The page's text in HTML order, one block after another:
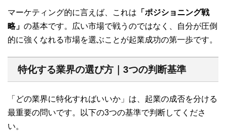
マーケティング的に言えば、これは 「ポジショニング戦
略」 の基本です。広い市場で戦うのではなく、自分が圧倒
的に強くなれる市場を選ぶことが起業成功の第一歩です。
特化する業界の選び方｜3つの判断基準
「どの業界に特化すればいいか」は、起業の成否を分ける
最重要の問いです。以下の3つの基準で判断してくださ
い。